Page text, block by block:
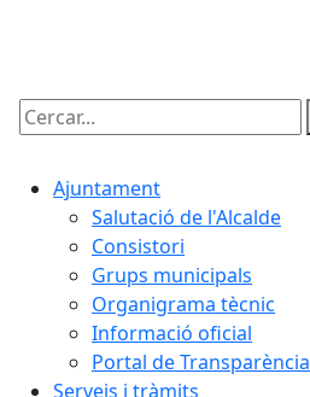
Cercar:
Ajuntament
Salutació de l'Alcalde
Consistori
Grups municipals
Organigrama tècnic
Informació oficial
Portal de Transparència
Serveis i tràmits